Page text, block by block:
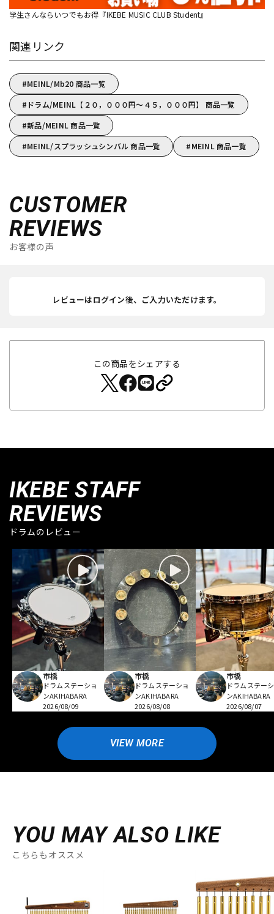
学生さんならいつでもお得『IKEBE MUSIC CLUB Student』
関連リンク
MEINL/Mb20 商品一覧
ドラム/MEINL【２０，０００円～４５，０００円】 商品一覧
新品/MEINL 商品一覧
MEINL/スプラッシュシンバル 商品一覧
MEINL 商品一覧
CUSTOMER
REVIEWS
お客様の声
レビューはログイン後、ご入力いただけます。
この商品をシェアする
IKEBE STAFF
REVIEWS
ドラムのレビュー
市橋
ドラムステーショ
ンAKIHABARA
2026/08/09
市橋
ドラムステーショ
ンAKIHABARA
2026/08/08
市橋
ドラムステー
ンAKIHABARA
2026/08/07
VIEW MORE
YOU MAY ALSO LIKE
こちらもオススメ